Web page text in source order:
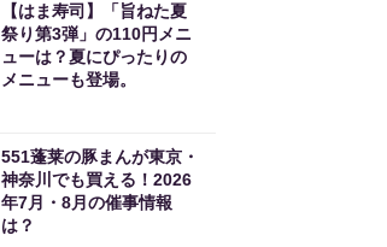
【はま寿司】「旨ねた夏
祭り第3弾」の110円メニ
ューは？夏にぴったりの
メニューも登場。
551蓬莱の豚まんが東京・
神奈川でも買える！2026
年7月・8月の催事情報
は？